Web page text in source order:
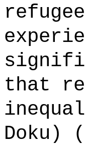
that
Doku)